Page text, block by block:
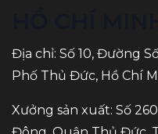
Địa chỉ: Số 10, Đường
Phố Thủ Đức, Hồ Chí
Xưởng sản xuất: Số